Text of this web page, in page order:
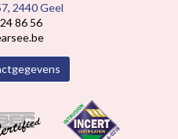
2440 Geel
86 56